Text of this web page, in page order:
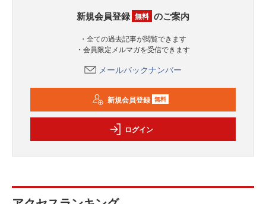
新規会員登録 無料 のご案内
・全ての過去記事が閲覧できます
・会員限定メルマガを受信できます
メールバックナンバー
新規会員登録 無料
ログイン